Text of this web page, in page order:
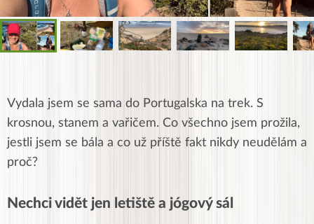
Vydala jsem se sama do Portugalska na trek. S
krosnou, stanem a vařičem. Co všechno jsem prožila,
jestli jsem se bála a co už příště fakt nikdy neudělám a
proč?
Nechci vidět jen letiště a jógový sál